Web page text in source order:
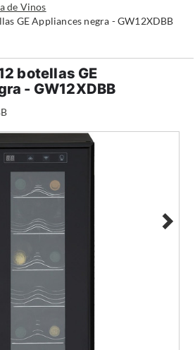
de Vinos
GE Appliances negra - GW12XDBB
botellas GE
- GW12XDBB